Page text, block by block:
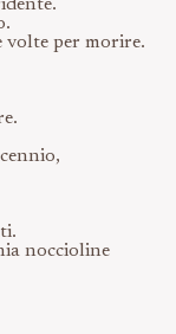
volte per morire.
noccioline